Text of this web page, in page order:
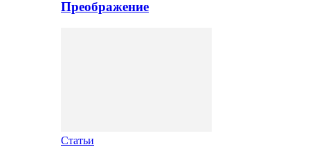
Преображение
Статьи